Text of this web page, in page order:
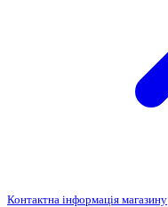
Контактна інформація магазину